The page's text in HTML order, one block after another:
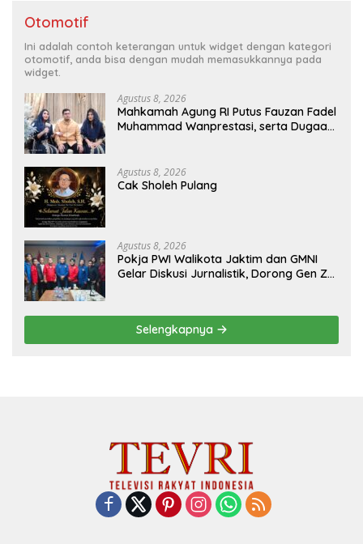
Otomotif
Ini adalah contoh keterangan untuk widget dengan kategori
otomotif, anda bisa dengan mudah memasukkannya pada
widget.
Agustus 8, 2026
Mahkamah Agung RI Putus Fauzan Fadel
Muhammad Wanprestasi, serta Dugaan
Agustus 8, 2026
Cak Sholeh Pulang
Agustus 8, 2026
Pokja PWI Walikota Jaktim dan GMNI
Gelar Diskusi Jurnalistik, Dorong Gen Z
Selengkapnya